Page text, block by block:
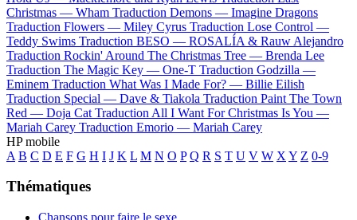
Christmas — Wham Traduction Demons — Imagine Dragons
Traduction Flowers — Miley Cyrus Traduction Lose Control —
Teddy Swims Traduction BESO — ROSALÍA & Rauw Alejandro
Traduction Rockin' Around The Christmas Tree — Brenda Lee
Traduction The Magic Key — One-T Traduction Godzilla —
Eminem Traduction What Was I Made For? — Billie Eilish
Traduction Special — Dave & Tiakola Traduction Paint The Town
Red — Doja Cat Traduction All I Want For Christmas Is You —
Mariah Carey Traduction Emorio — Mariah Carey
HP mobile
A B C D E F G H I J K L M N O P Q R S T U V W X Y Z 0-9
Thématiques
Chansons pour faire le sexe